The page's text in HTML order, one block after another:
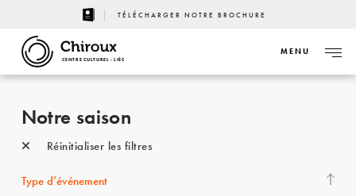
TÉLÉCHARGER NOTRE BROCHURE
CENTRE CULTUREL - LIÈGE
MENU
Notre saison
Réinitialiser les filtres
Type d’événement